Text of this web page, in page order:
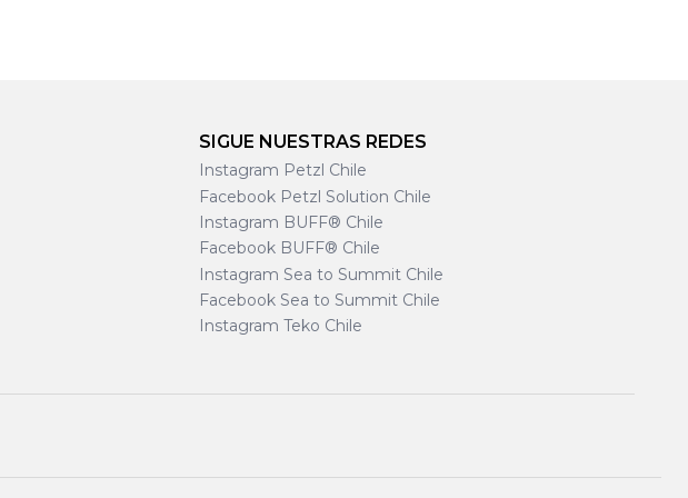
SIGUE NUESTRAS REDES
Instagram Petzl Chile
Facebook Petzl Solution Chile
Instagram BUFF® Chile
Facebook BUFF® Chile
Instagram Sea to Summit Chile
Facebook Sea to Summit Chile
Instagram Teko Chile